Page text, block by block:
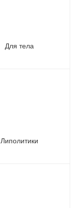
Для тела
Липолитики